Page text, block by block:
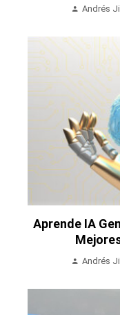
Andrés
Aprende IA
Andrés